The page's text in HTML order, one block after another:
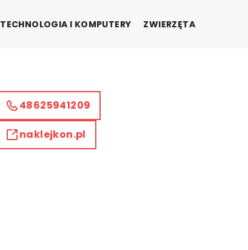
TECHNOLOGIA I KOMPUTERY ZWIERZĘTA
48625941209
naklejkon.pl